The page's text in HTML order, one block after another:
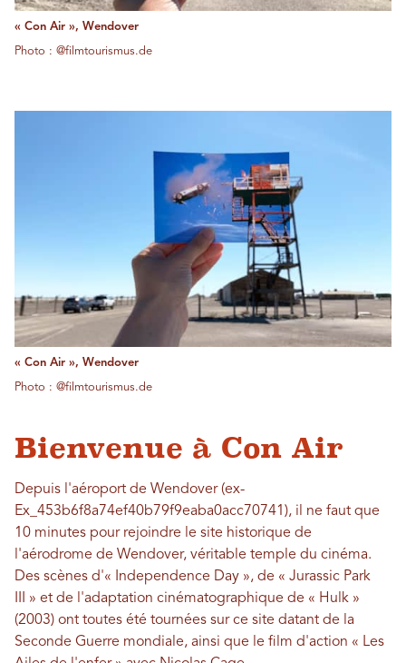
« Con Air », Wendover
Photo : @filmtourismus.de
« Con Air », Wendover
Photo : @filmtourismus.de
Bienvenue à Con Air
Depuis l'aéroport de Wendover (ex-
Ex_453b6f8a74ef40b79f9eaba0acc70741), il ne faut que
10 minutes pour rejoindre le site historique de
l'aérodrome de Wendover, véritable temple du cinéma.
Des scènes d'« Independence Day », de « Jurassic Park
III » et de l'adaptation cinématographique de « Hulk »
(2003) ont toutes été tournées sur ce site datant de la
Seconde Guerre mondiale, ainsi que le film d'action « Les